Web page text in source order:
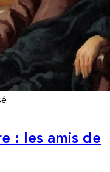
: les amis de